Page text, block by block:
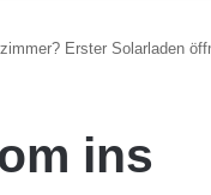
Erster Solarladen
ins